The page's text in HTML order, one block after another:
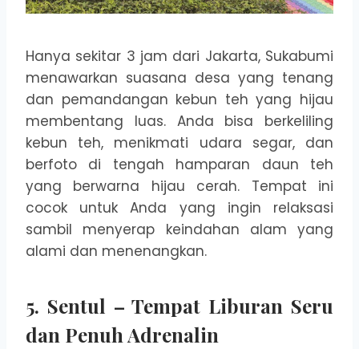
Hanya sekitar 3 jam dari Jakarta, Sukabumi
menawarkan suasana desa yang tenang
dan pemandangan kebun teh yang hijau
membentang luas. Anda bisa berkeliling
kebun teh, menikmati udara segar, dan
berfoto di tengah hamparan daun teh
yang berwarna hijau cerah. Tempat ini
cocok untuk Anda yang ingin relaksasi
sambil menyerap keindahan alam yang
alami dan menenangkan.
5. Sentul – Tempat Liburan Seru
dan Penuh Adrenalin